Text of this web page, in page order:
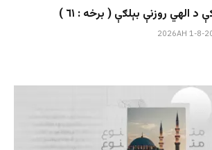
د الهي روزنې بېلګې ( برخه : ٦١ )